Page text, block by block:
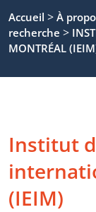
Accueil > À
recherche >
MONTRÉAL
Institut
(IEIM)